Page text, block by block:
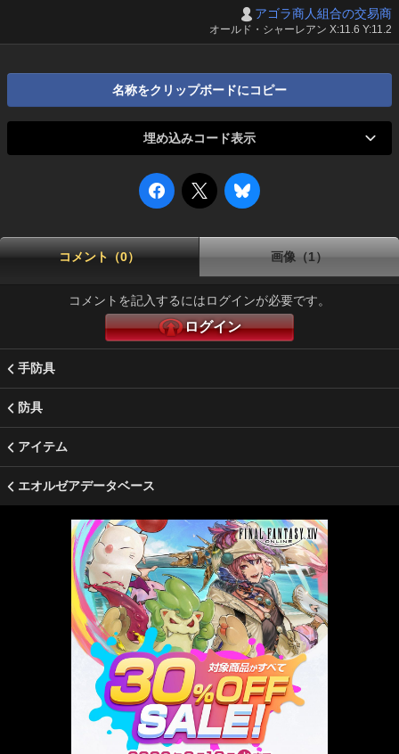
アゴラ商人組合の交易商
オールド・シャーレアン X:11.6 Y:11.2
名称をクリップボードにコピー
埋め込みコード表示
コメント（0） 画像（1）
コメントを記入するにはログインが必要です。
ログイン
手防具
防具
アイテム
エオルゼアデータベース